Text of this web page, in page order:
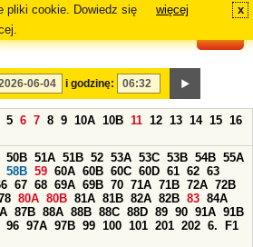
pliki cookie. Dowiedz się
więcej x
i godzinę:
5 6 7 8 9 10A 10B 11 12 13 14 15 16
50B 51A 51B 52 53A 53C 53B 54B 55A
58B 59 60A 60B 60C 60D 61 62 63
67 68 69A 69B 70 71A 71B 72A 72B
80A 80B 81A 81B 82A 82B 83 84A
87B 88A 88B 88C 88D 89 90 91A 91B
96 97A 97B 99 100 101 201 202 6.
F1